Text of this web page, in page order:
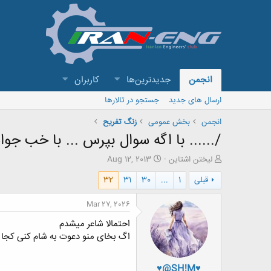
انجمن جدیدترین‌ها کاربران
ارسال های جدید
جستجو در تالارها
انجمن
بخش عمومی زنگ تفريح
/...... با اگه سوال بپرس ... با خب
ش
ر
و
ع
لیختن اشتاین
ت
ا
ر
ی
ر
و
Aug 12, 2013
قبلی
1
...
30
31
32
Mar 27, 2026
احتمالا شاعر میشدم
اگ بخای منو‌ دعوت به شام کنی